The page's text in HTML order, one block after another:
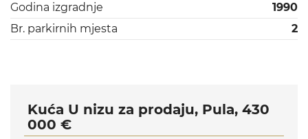
Godina izgradnje
1990
Br. parkirnih mjesta
2
Kuća U nizu za prodaju, Pula, 430
000 €